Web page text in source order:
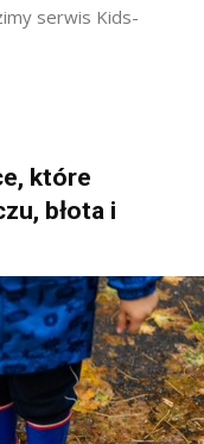
serwis Kids-
które
błota i